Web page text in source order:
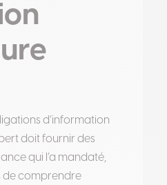
d’information
doit fournir des
qui l’a mandaté,
de comprendre